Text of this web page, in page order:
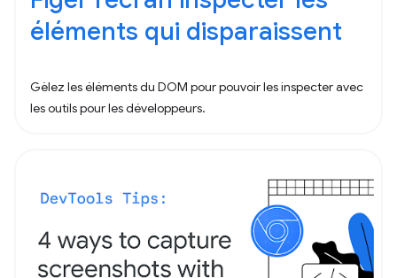
éléments qui disparaissent
Gèlez les éléments du DOM pour pouvoir les inspecter avec
les outils pour les développeurs.